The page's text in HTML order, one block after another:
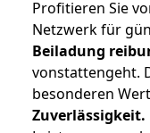
Profitieren Sie
Netzwerk für
Beiladung
vonstattengeht.
besonderen
Zuverlässigkeit.